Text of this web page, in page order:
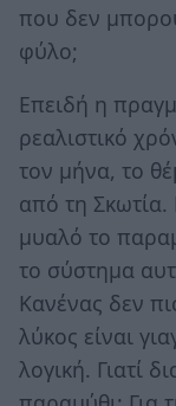
που δεν
φύλο;
Επειδή η
ρεαλιστικό
τον μήνα, το
από τη
μυαλό το
το σύστημα
Κανένας δεν
λύκος είναι
λογική. Γιατί